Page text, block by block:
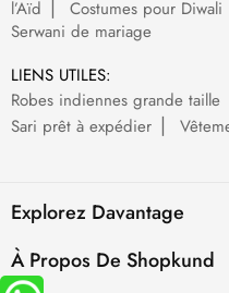
l’Aïd
Costumes pour Diwali
Serwani de mariage
LIENS UTILES:
Robes indiennes grande taille
Sari prêt à expédier
Explorez Davantage
À Propos De Shopkund